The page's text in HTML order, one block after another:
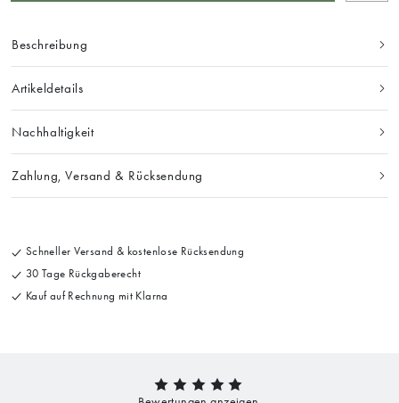
Beschreibung
Artikeldetails
Nachhaltigkeit
Zahlung, Versand & Rücksendung
Schneller Versand & kostenlose Rücksendung
30 Tage Rückgaberecht
Kauf auf Rechnung mit Klarna